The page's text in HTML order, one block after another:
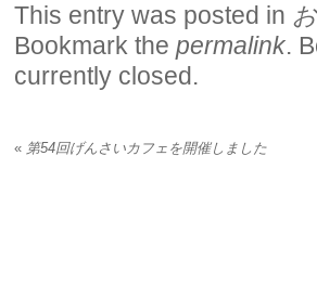
This entry was posted in
Bookmark the permalink.
currently closed.
«第54回げんさいカフェを開催しました